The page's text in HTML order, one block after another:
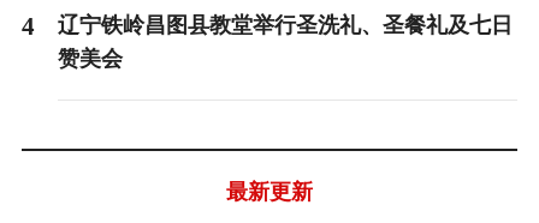
4
辽宁铁岭昌图县教堂举行圣洗礼、圣餐礼及七日
赞美会
最新更新